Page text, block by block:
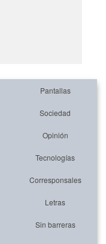
Pantallas
Sociedad
Opinión
Tecnologías
Corresponsales
Letras
Sin barreras